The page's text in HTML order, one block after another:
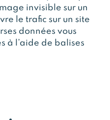
invisible sur un
le trafic sur un site
données vous
à l’aide de balises